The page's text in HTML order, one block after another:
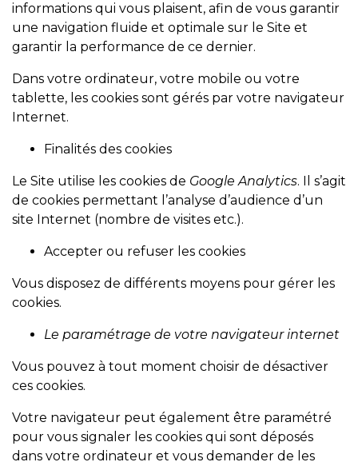
informations qui vous plaisent, afin de vous garantir
une navigation fluide et optimale sur le Site et
garantir la performance de ce dernier.
Dans votre ordinateur, votre mobile ou votre
tablette, les cookies sont gérés par votre navigateur
Internet.
Finalités des cookies
Le Site utilise les cookies de Google Analytics. Il s’agit
de cookies permettant l’analyse d’audience d’un
site Internet (nombre de visites etc.).
Accepter ou refuser les cookies
Vous disposez de différents moyens pour gérer les
cookies.
Le paramétrage de votre navigateur internet
Vous pouvez à tout moment choisir de désactiver
ces cookies.
Votre navigateur peut également être paramétré
pour vous signaler les cookies qui sont déposés
dans votre ordinateur et vous demander de les